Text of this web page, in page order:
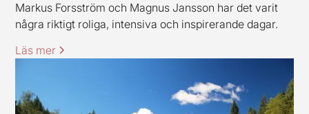
Markus Forsström och Magnus Jansson har det varit
några riktigt roliga, intensiva och inspirerande dagar.
Läs mer